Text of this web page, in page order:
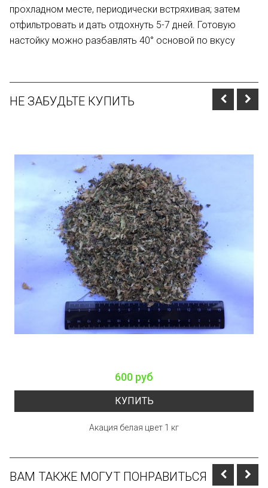
прохладном месте, периодически встряхивая; затем
отфильтровать и дать отдохнуть 5-7 дней. Готовую
настойку можно разбавлять 40° основой по вкусу
НЕ ЗАБУДЬТЕ КУПИТЬ
600 руб
КУПИТЬ
Акация белая цвет 1 кг
ВАМ ТАКЖЕ МОГУТ ПОНРАВИТЬСЯ